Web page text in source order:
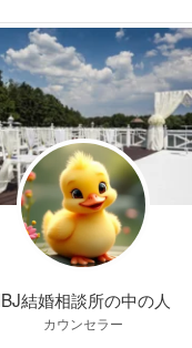
結婚相談所の中の人
カウンセラー